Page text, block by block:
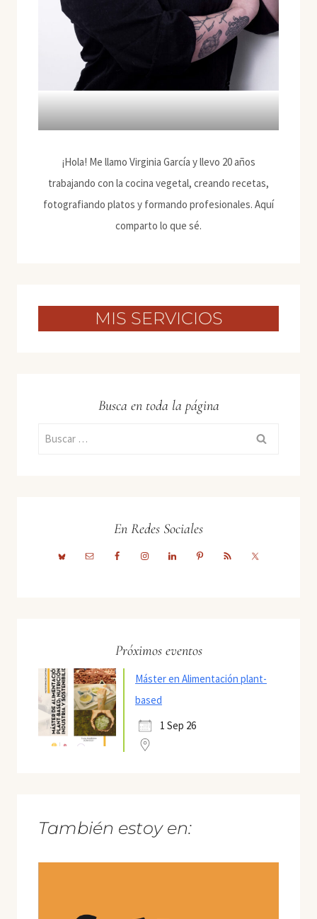
¡Hola! Me llamo Virginia García y llevo 20 años
trabajando con la cocina vegetal, creando recetas,
fotografiando platos y formando profesionales. Aquí
comparto lo que sé.
MIS SERVICIOS
Busca en toda la página
Buscar:
En Redes Sociales
Próximos eventos
Máster en Alimentación plant-
based
1 Sep 26
También estoy en: